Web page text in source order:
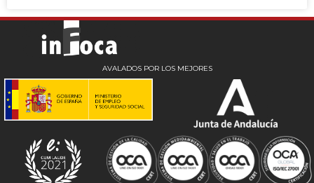
AVALADOS POR LOS MEJORES